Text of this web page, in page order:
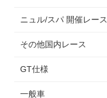
ニュル/スパ 開催レース
その他国内レース
GT仕様
一般車